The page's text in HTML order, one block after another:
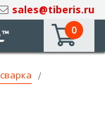
sales@tiberis.ru
0